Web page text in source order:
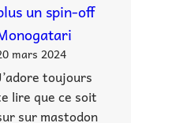
un spin-off
mars 2024
toujours
lire que ce soit
sur mastodon